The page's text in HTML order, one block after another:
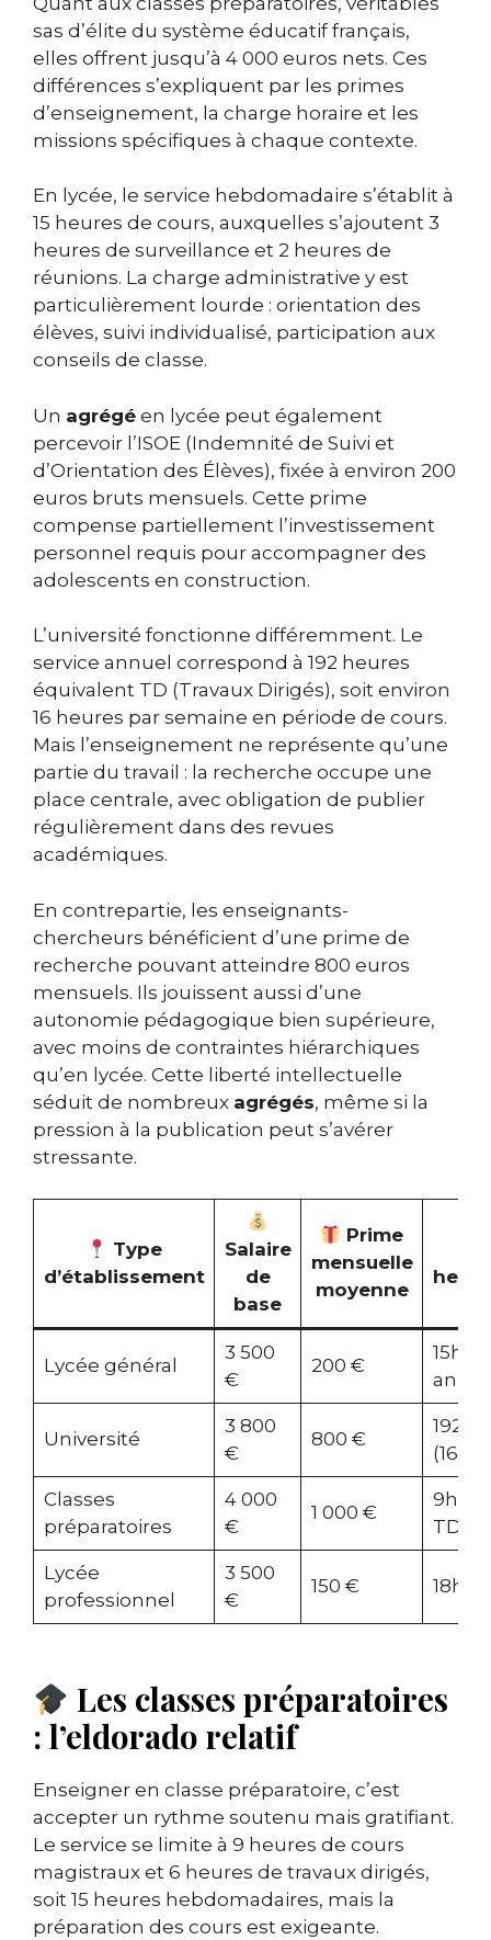
sas d’élite du système éducatif français,
elles offrent jusqu’à 4 000 euros nets. Ces
différences s’expliquent par les primes
d’enseignement, la charge horaire et les
missions spécifiques à chaque contexte.
En lycée, le service hebdomadaire s’établit à
15 heures de cours, auxquelles s’ajoutent 3
heures de surveillance et 2 heures de
réunions. La charge administrative y est
particulièrement lourde : orientation des
élèves, suivi individualisé, participation aux
conseils de classe.
Un agrégé en lycée peut également
percevoir l’ISOE (Indemnité de Suivi et
d’Orientation des Élèves), fixée à environ 200
euros bruts mensuels. Cette prime
compense partiellement l’investissement
personnel requis pour accompagner des
adolescents en construction.
L’université fonctionne différemment. Le
service annuel correspond à 192 heures
équivalent TD (Travaux Dirigés), soit environ
16 heures par semaine en période de cours.
Mais l’enseignement ne représente qu’une
partie du travail : la recherche occupe une
place centrale, avec obligation de publier
régulièrement dans des revues
académiques.
En contrepartie, les enseignants-
chercheurs bénéficient d’une prime de
recherche pouvant atteindre 800 euros
mensuels. Ils jouissent aussi d’une
autonomie pédagogique bien supérieure,
avec moins de contraintes hiérarchiques
qu’en lycée. Cette liberté intellectuelle
séduit de nombreux agrégés, même si la
pression à la publication peut s’avérer
stressante.
Type
d’établissement
Salaire
de
base
Prime
mensuelle
moyenne
Lycée général
3 500
€
200 €
15h
Université
3 800
€
800 €
192h/
(16h/
Classes
préparatoires
4 000
€
1 000 €
9h
TD
Lycée
professionnel
3 500
€
150 € 18h
Les classes préparatoires
: l’eldorado relatif
Enseigner en classe préparatoire, c’est
accepter un rythme soutenu mais gratifiant.
Le service se limite à 9 heures de cours
magistraux et 6 heures de travaux dirigés,
soit 15 heures hebdomadaires, mais la
préparation des cours est exigeante.